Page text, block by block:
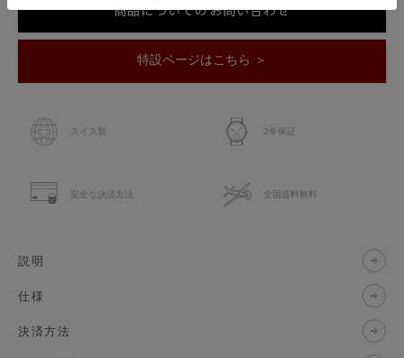
商品についてのお問い合わせ
特設ページはこちら ＞
スイス製 2年保証
安全な決済方法 全国送料無料
説明
仕様
決済方法